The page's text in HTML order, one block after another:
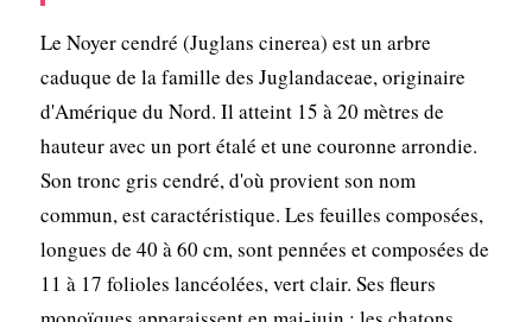
Le Noyer cendré (Juglans cinerea) est un arbre
caduque de la famille des Juglandaceae, originaire
d'Amérique du Nord. Il atteint 15 à 20 mètres de
hauteur avec un port étalé et une couronne arrondie.
Son tronc gris cendré, d'où provient son nom
commun, est caractéristique. Les feuilles composées,
longues de 40 à 60 cm, sont pennées et composées de
11 à 17 folioles lancéolées, vert clair. Ses fleurs